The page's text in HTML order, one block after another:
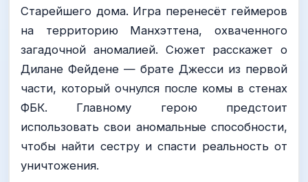
Старейшего дома. Игра перенесёт геймеров
на территорию Манхэттена, охваченного
загадочной аномалией. Сюжет расскажет о
Дилане Фейдене — брате Джесси из первой
части, который очнулся после комы в стенах
ФБК. Главному герою предстоит
использовать свои аномальные способности,
чтобы найти сестру и спасти реальность от
уничтожения.